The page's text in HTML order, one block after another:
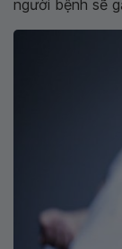
người bệnh sẽ